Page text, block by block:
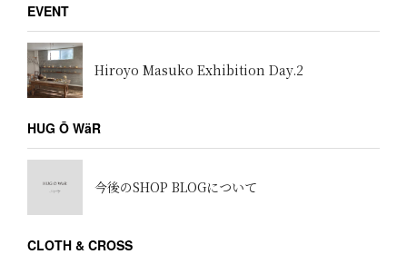
EVENT
Hiroyo Masuko Exhibition Day.2
HUG Ō WäR
今後のSHOP BLOGについて
CLOTH & CROSS